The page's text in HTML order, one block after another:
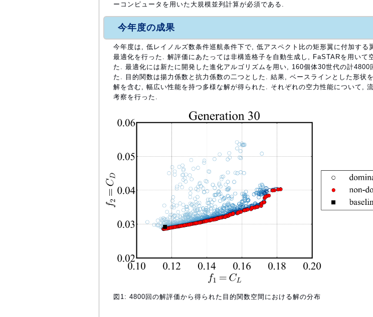
ーコンピュータを用いた大規模並列計算が必須である.
今年度の成果
今年度は, 低レイノルズ数条件巡航条件下で, 低アスペクト比の矩形翼に付加する
最適化を行った. 解評価にあたっては非構造格子を自動生成し, FaSTARを用いて
た. 最適化には新たに開発した進化アルゴリズムを用い, 160個体30世代の計4800
た. 目的関数は揚力係数と抗力係数の二つとした. 結果, ベースラインとした形状
解を含む, 幅広い性能を持つ多様な解が得られた. それぞれの空力性能について,
考察を行った.
図1: 4800回の解評価から得られた目的関数空間における解の分布